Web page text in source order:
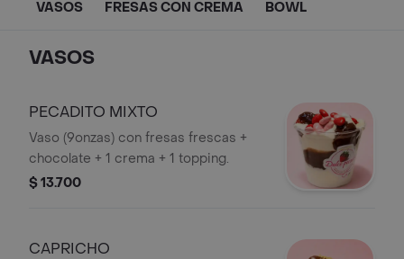
VASOS FRESAS CON CREMA BOWL
VASOS
PECADITO MIXTO
Vaso (9onzas) con fresas frescas +
chocolate + 1 crema + 1 topping.
$ 13.700
CAPRICHO